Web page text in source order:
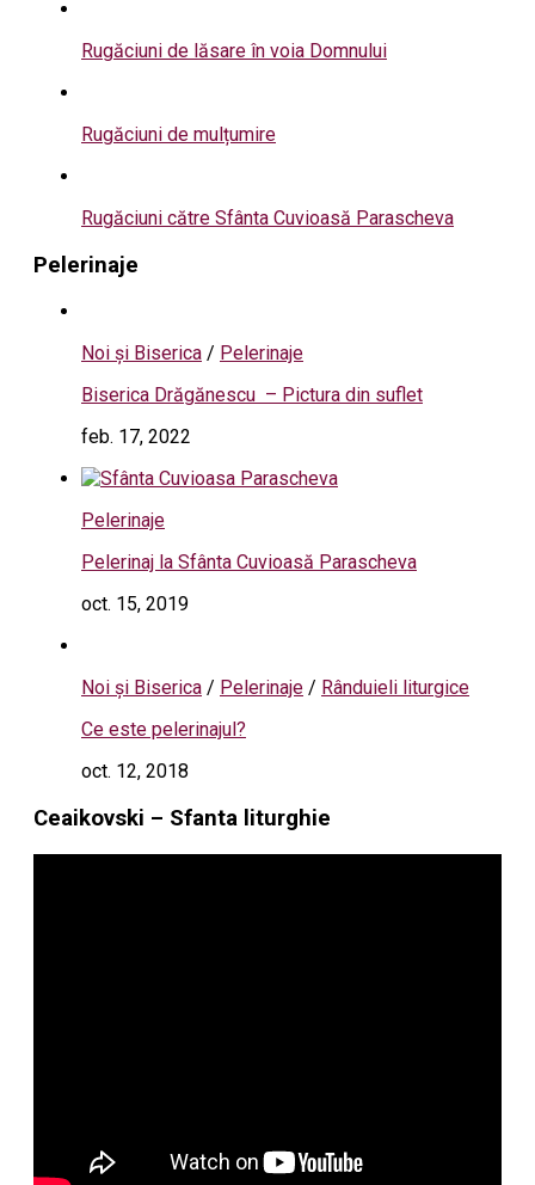
Rugăciuni de lăsare în voia Domnului
Rugăciuni de mulțumire
Rugăciuni către Sfânta Cuvioasă Parascheva
Pelerinaje
Noi și Biserica / Pelerinaje
Biserica Drăgănescu – Pictura din suflet
feb. 17, 2022
Pelerinaje
Pelerinaj la Sfânta Cuvioasă Parascheva
oct. 15, 2019
Noi și Biserica / Pelerinaje / Rânduieli liturgice
Ce este pelerinajul?
oct. 12, 2018
Ceaikovski – Sfanta liturghie